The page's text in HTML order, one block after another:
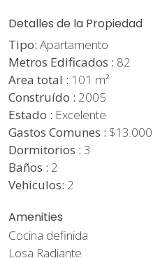
Detalles de la Propiedad
Tipo: Apartamento
Metros Edificados : 82
Area total : 101 m²
Construído : 2005
Estado : Excelente
Gastos Comunes : $13.000
Dormitorios : 3
Baños : 2
Vehiculos: 2
Amenities
Cocina definida
Losa Radiante